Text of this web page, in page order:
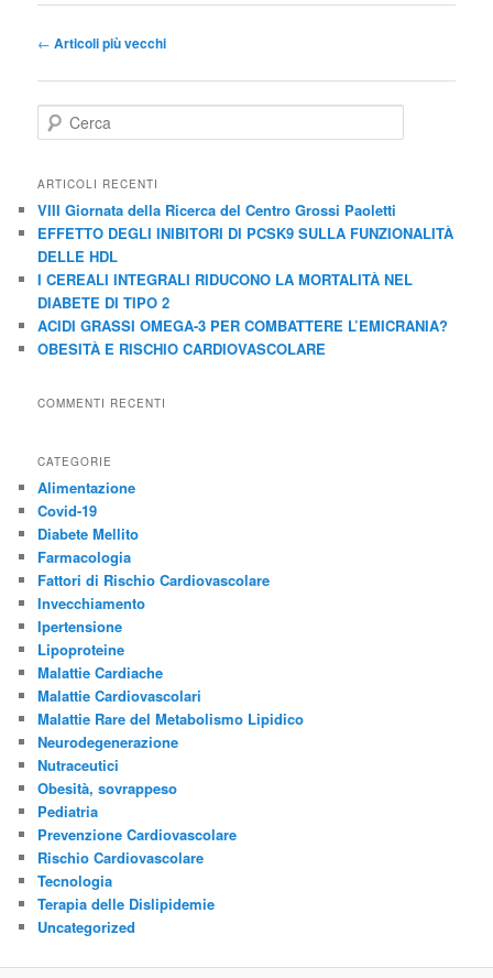
Navigazione
← Articoli più vecchi
e
c
ARTICOLI RECENTI
VIII Giornata della Ricerca del Centro Grossi Paoletti
EFFETTO DEGLI INIBITORI DI PCSK9 SULLA FUNZIONALITÀ
DELLE HDL
I CEREALI INTEGRALI RIDUCONO LA MORTALITÀ NEL
DIABETE DI TIPO 2
ACIDI GRASSI OMEGA-3 PER COMBATTERE L’EMICRANIA?
OBESITÀ E RISCHIO CARDIOVASCOLARE
COMMENTI RECENTI
CATEGORIE
Alimentazione
Covid-19
Diabete Mellito
Farmacologia
Fattori di Rischio Cardiovascolare
Invecchiamento
Ipertensione
Lipoproteine
Malattie Cardiache
Malattie Cardiovascolari
Malattie Rare del Metabolismo Lipidico
Neurodegenerazione
Nutraceutici
Obesità, sovrappeso
Pediatria
Prevenzione Cardiovascolare
Rischio Cardiovascolare
Tecnologia
Terapia delle Dislipidemie
Uncategorized